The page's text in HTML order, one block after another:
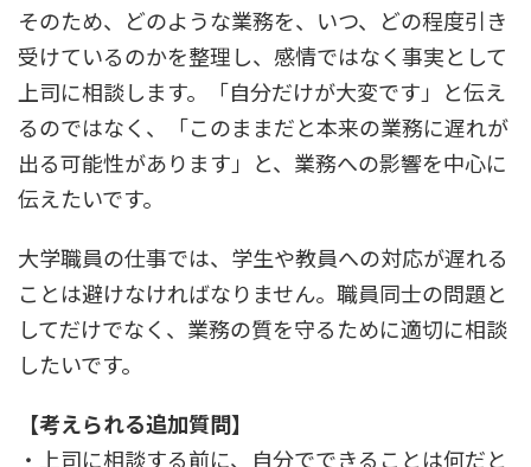
そのため、どのような業務を、いつ、どの程度引き
受けているのかを整理し、感情ではなく事実として
上司に相談します。「自分だけが大変です」と伝え
るのではなく、「このままだと本来の業務に遅れが
出る可能性があります」と、業務への影響を中心に
伝えたいです。
大学職員の仕事では、学生や教員への対応が遅れる
ことは避けなければなりません。職員同士の問題と
してだけでなく、業務の質を守るために適切に相談
したいです。
【考えられる追加質問】
・上司に相談する前に、自分でできることは何だと